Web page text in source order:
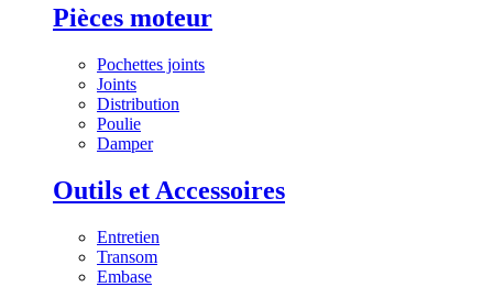
Pièces moteur
Pochettes joints
Joints
Distribution
Poulie
Damper
Outils et Accessoires
Entretien
Transom
Embase